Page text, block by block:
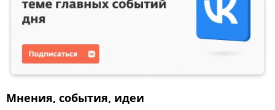
Мнения, события, идеи